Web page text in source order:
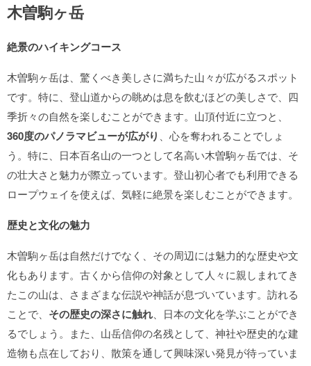
木曽駒ヶ岳
絶景のハイキングコース
木曽駒ヶ岳は、驚くべき美しさに満ちた山々が広がるスポット
です。特に、登山道からの眺めは息を飲むほどの美しさで、四
季折々の自然を楽しむことができます。山頂付近に立つと、
360度のパノラマビューが広がり
、心を奪われることでしょ
う。特に、日本百名山の一つとして名高い木曽駒ヶ岳では、そ
の壮大さと魅力が際立っています。登山初心者でも利用できる
ロープウェイを使えば、気軽に絶景を楽しむことができます。
歴史と文化の魅力
木曽駒ヶ岳は自然だけでなく、その周辺には魅力的な歴史や文
化もあります。古くから信仰の対象として人々に親しまれてき
たこの山は、さまざまな伝説や神話が息づいています。訪れる
ことで、 その歴史の深さに触れ 、日本の文化を学ぶことができ
るでしょう。また、山岳信仰の名残として、神社や歴史的な建
造物も点在しており、散策を通して興味深い発見が待っていま